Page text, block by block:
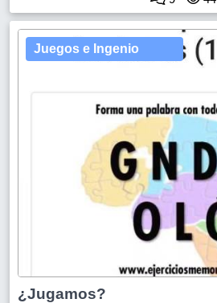
Juegos e Ingenio
¿Jugamos?